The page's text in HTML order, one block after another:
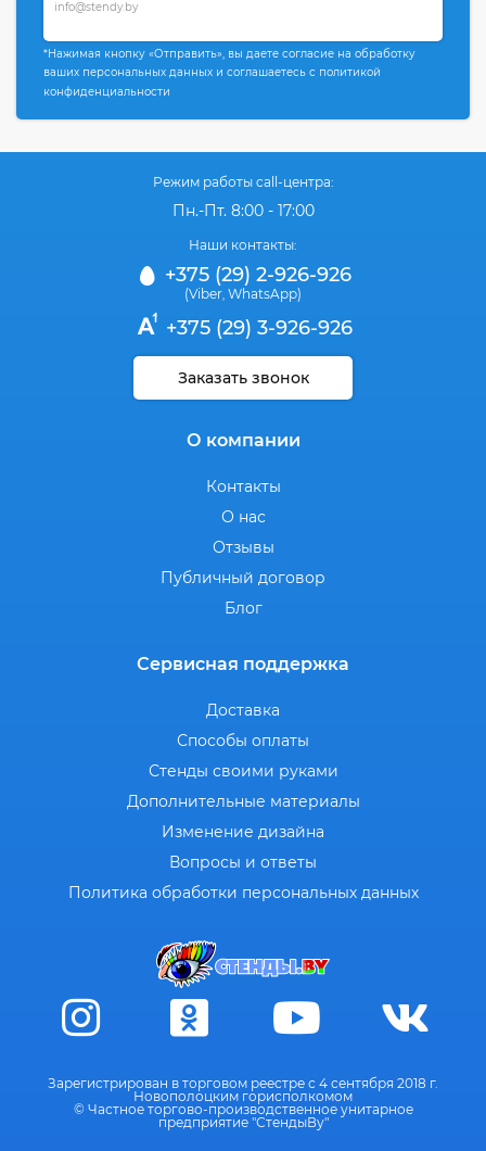
info@stendy.by
*Нажимая кнопку «Отправить», вы даете согласие на обработку
ваших персональных данных и соглашаетесь с политикой
конфиденциальности
Режим работы call-центра:
Пн.-Пт. 8:00 - 17:00
Наши контакты:
+375 (29) 2-926-926
(Viber WhatsApp)
+375 (29) 3-926-926
Заказать звонок
О компании
Контакты
О нас
Отзывы
Публичный договор
Блог
Сервисная поддержка
Доставка
Способы оплаты
Стенды своими руками
Дополнительные материалы
Изменение дизайна
Вопросы и ответы
Политика обработки персональных данных
Зарегистрирован в торговом реестре с 4 сентября 2018 г.
Новополоцким горисполкомом
© Частное торгово-производственное унитарное
предприятие "СтендыВу"